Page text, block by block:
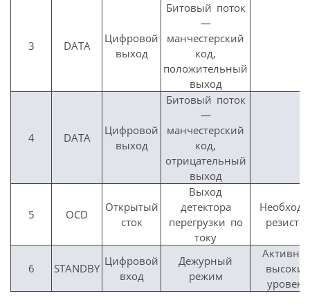
3 DATA
Цифровой
выход
Битовый поток
—
манчестерский
код,
положительный
выход
4 DATA
Цифровой
выход
Битовый поток
—
манчестерский
код,
отрицательный
выход
5 OCD
Открытый
сток
Выход
детектора
перегрузки по
току
6 STANDBY
Цифровой
вход
Дежурный
режим
высокий
уровень